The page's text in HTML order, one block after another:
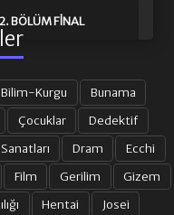
BÖLÜM FINAL
Bilim-Kurgu
Bunama
Çocuklar
Dedektif
Dram
Ecchi
Film Gerilim
Gizem
Hentai Josei